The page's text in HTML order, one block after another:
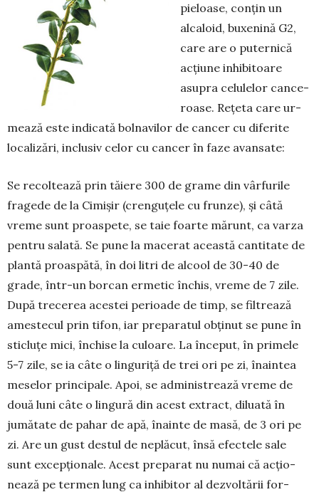
pieloase, conțin un
alca­loid, bu­xenină G2,
care are o puter­nică
acțiune inhi­bitoare
asupra celulelor can­ce­
roa­se. Re­țeta care ur­
mează este indicată bol­­navilor de cancer cu diferite
loca­lizări, in­clusiv ce­lor cu cancer în faze avansate:
Se recoltează prin tăiere 300 de gra­me din vârfurile
fragede de la Cimișir (cren­guțele cu frunze), și câtă
vreme sunt proas­pete, se taie foarte mărunt, ca varza
pentru salată. Se pune la macerat această cantitate de
plantă proaspătă, în doi litri de alcool de 30-40 de
grade, într-un borcan ermetic închis, vreme de 7 zile.
După trecerea acestei pe­ri­oade de timp, se filtrează
amestecul prin tifon, iar prepa­ratul obținut se pune în
sticluțe mici, închi­se la culoare. La început, în primele
5-7 zile, se ia câte o lin­guriță de trei ori pe zi, îna­intea
me­se­lor principale. Apoi, se adminis­trea­ză vreme de
două luni câte o lingură din acest ex­tract, diluată în
jumătate de pa­har de apă, înain­te de masă, de 3 ori pe
zi. Are un gust destul de ne­plă­­cut, însă efectele sale
sunt excep­țio­nale. Acest pre­pa­rat nu numai că ac­țio­
nează pe termen lung ca inhi­bitor al dezvoltării for­